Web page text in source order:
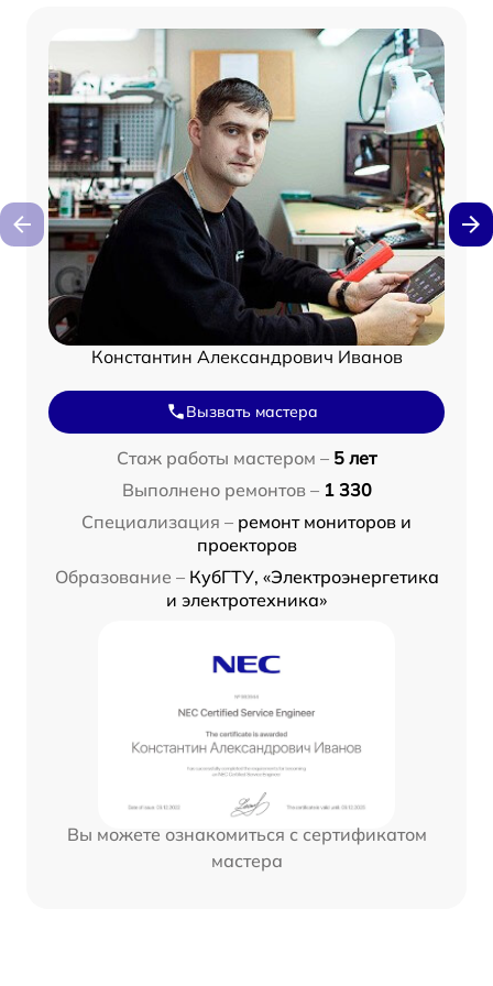
Константин Александрович Иванов
Вызвать мастера
Стаж работы мастером – 5 лет
Выполнено ремонтов – 1 330
Специализация – ремонт мониторов и
проекторов
Образование – КубГТУ, «Электроэнергетика
и электротехника»
Вы можете ознакомиться с сертификатом
мастера